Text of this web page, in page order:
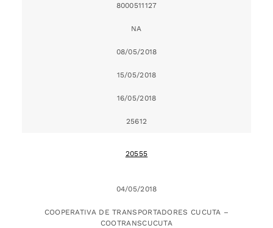
8000511127
NA
08/05/2018
15/05/2018
16/05/2018
25612
20555
04/05/2018
COOPERATIVA DE TRANSPORTADORES CUCUTA –
COOTRANSCUCUTA